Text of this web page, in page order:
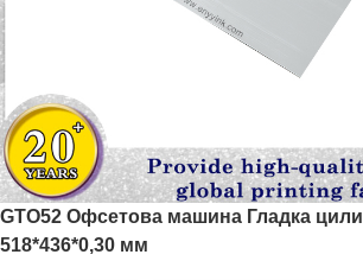
GTO52 Офсетова машина Гладка
518*436*0,30 мм